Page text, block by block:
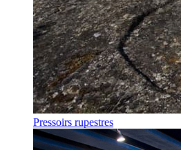
Pressoirs rupestres